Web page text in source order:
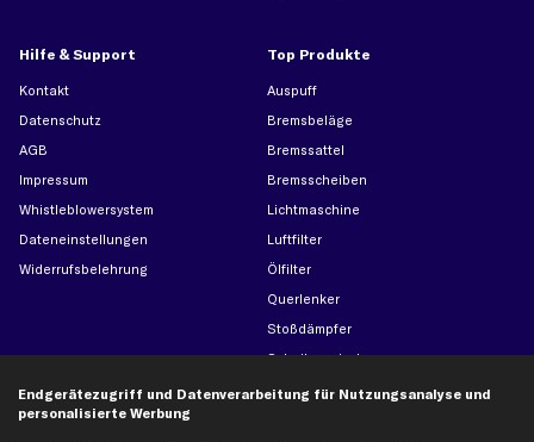
Hilfe & Support
Kontakt
Datenschutz
AGB
Impressum
Whistleblowersystem
Dateneinstellungen
Widerrufsbelehrung
Top Produkte
Auspuff
Bremsbeläge
Bremssattel
Bremsscheiben
Lichtmaschine
Luftfilter
Ölfilter
Querlenker
Stoßdämpfer
Scheibenwischer
Top Automarken
Endgerätezugriff und Datenverarbeitung für Nutzungsanalyse und
personalisierte Werbung